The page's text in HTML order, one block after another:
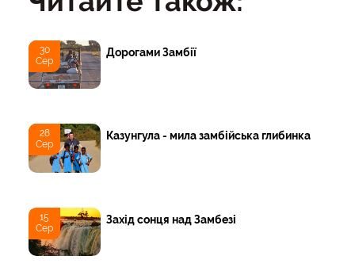
30
Сер
Дорогами Замбії
28
Сер
Казунгула - мила замбійська глибинка
15
Сер
Захід сонця над Замбезі